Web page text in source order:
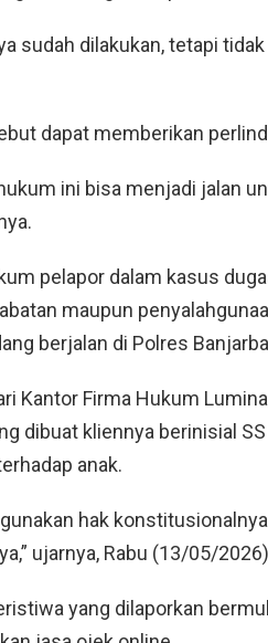
sudah dilakukan, tetapi
dapat memberikan
ini bisa menjadi jalan
pelapor dalam kasus
maupun
berjalan di Polres
Kantor Firma Hukum
dibuat kliennya berinisial
anak.
hak
ujarnya, Rabu (13/05/
yang dilaporkan